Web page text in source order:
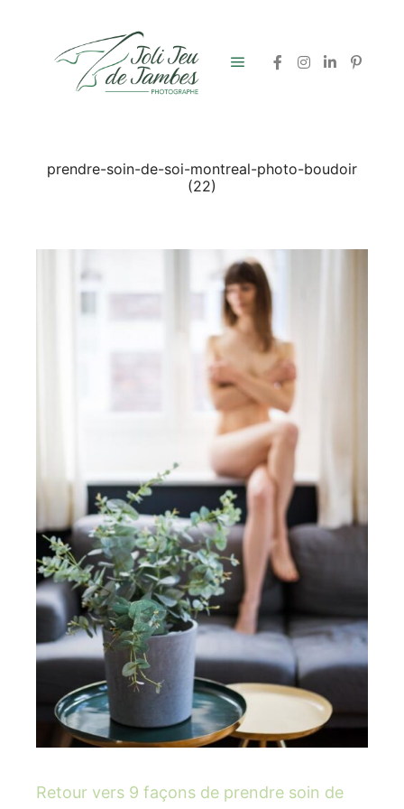
prendre-soin-de-soi-montreal-photo-boudoir
(22)
Retour vers 9 façons de prendre soin de